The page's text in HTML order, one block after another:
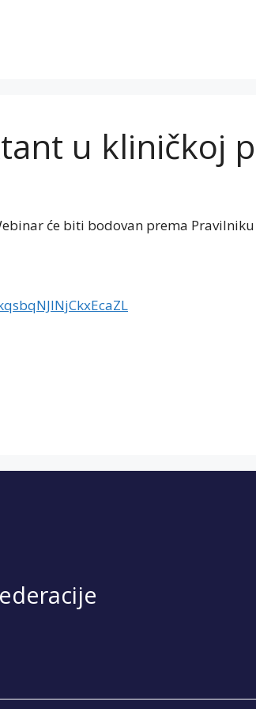
u kliničkoj
će biti bodovan prema